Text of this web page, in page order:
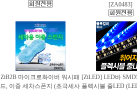
[ZA0483]
ZiB2B 마이크로화이버 워시패
드, 이중 세차스폰지 (초극세사
[ZiLED] LED바
플렉시블 줄LED